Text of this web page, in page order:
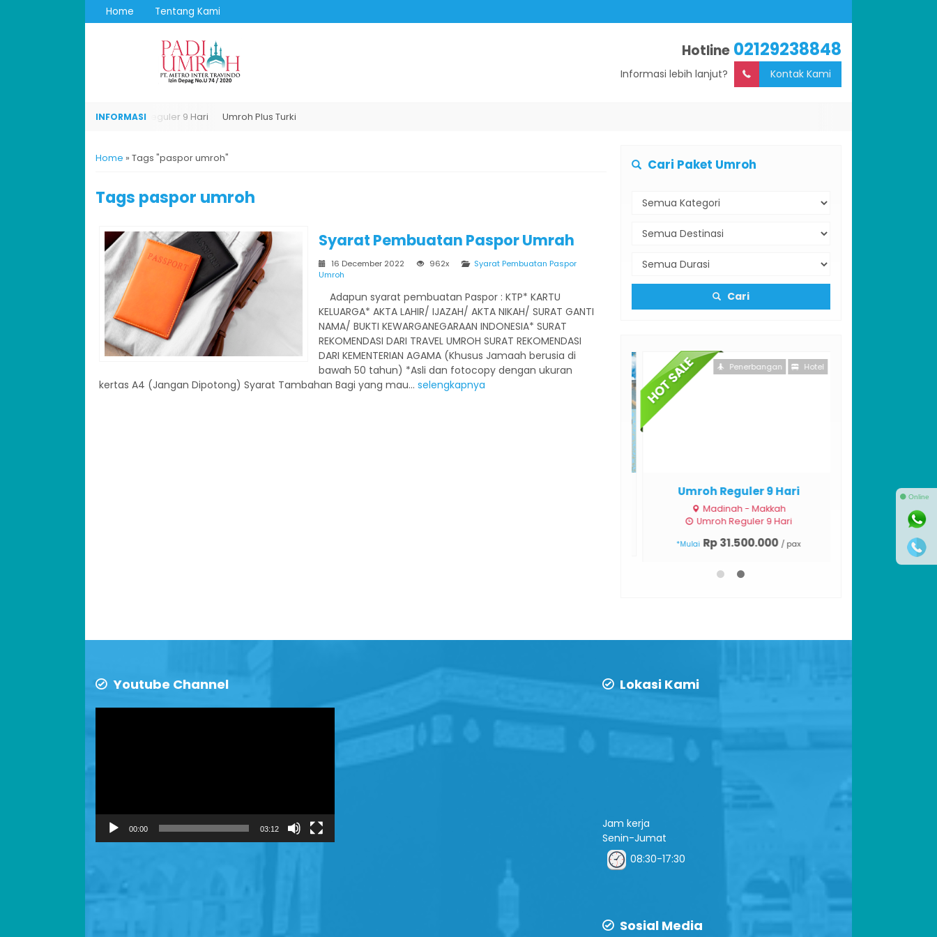
Home Tentang Kami
Hotline 02129238848
Informasi lebih lanjut? Kontak Kami
Umroh Reguler 9 Hari Umroh Plus Turki
Home » Tags "paspor umroh"
Tags paspor umroh
Syarat Pembuatan Paspor Umrah
16 December 2022 962x
Syarat Pembuatan Paspor
Umroh
Adapun syarat pembuatan Paspor : KTP* KARTU
KELUARGA* AKTA LAHIR/ IJAZAH/ AKTA NIKAH/ SURAT GANTI
NAMA/ BUKTI KEWARGANEGARAAN INDONESIA* SURAT
REKOMENDASI DARI TRAVEL UMROH SURAT REKOMENDASI
DARI KEMENTERIAN AGAMA (Khusus Jamaah berusia di
bawah 50 tahun) *Asli dan fotocopy dengan ukuran
kertas A4 (Jangan Dipotong) Syarat Tambahan Bagi yang mau... selengkapnya
Cari Paket Umroh
Cari
Penerbangan
Umroh Reguler 9 Hari
Madinah - Makkah
Umroh Reguler 9 Hari
*Mulai Rp 31.500.000 / pax
Penerbangan Hotel
Youtube Channel
00:00 03:12
Lokasi Kami
Jam kerja
Senin-Jumat
08:30-17:30
Sosial Media
⚫ Online